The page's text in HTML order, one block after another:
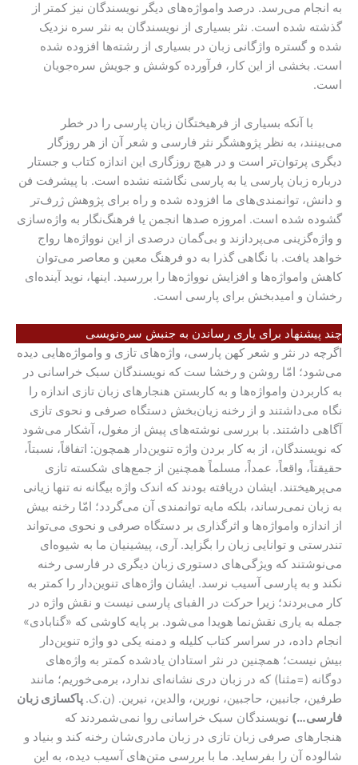
به انجام می‌رسد. درصد وامواژه‌های دیگر نویسندگان نیز کمتر از
گذشته شده است. نثر بسیاری از نویسندگان به نثر سره نزدیک
شده و گستره واژگانی زبان در بسیاری از رشته‌ها افزوده شده
است. بخشی از این کار، فرآورده کوشش و جویش سره‌جویان
است.
با آنکه بسیاری از فرهیختگان زبان پارسی را در خطر
می‌بینند، به نظر پژوهشگر نثر فارسی و شعر آن از هر روزگار
دیگری پرتوان‌تر است و در هیچ روزگاری این اندازه کتاب و جستار
درباره زبان پارسی یا به پارسی نگاشته نشده است. با پیشرفت فن
و دانش، توانمندی‌های ما افزوده شده و راه برای پژوهش ژرف‌تر
گشوده شده است. امروزه صدها انجمن یا فرهنگ‌نگار به واژه‌سازی
و واژه‌گزینی می‌پردازند و بی‌گمان درصدی از این نوواژه‌ها رواج
خواهد یافت. با نگاهی گذرا به دو فرهنگ معین و معاصر می‌توان
کاهش وامواژه‌ها و افزایش نوواژه‌ها را بررسید. اینها، نوید آینده‌ای
رخشان و امیدبخش برای پارسی است.
چند پیشنهاد برای یاری رساندن به جنبش سره‌نویسی
اگرچه در نثر و شعر کهن پارسی، واژه‌های تازی و وامواژه‌هایی دیده
می‌شود؛ امّا روشن و رخشا ست که نویسندگان سبک خراسانی در
به کاربردن وامواژه‌ها و به کاربستن هنجارهای زبان تازی اندازه را
نگاه می‌داشتند و از رخنه زیان‌بخش دستگاه صرفی و نحوی تازی
آگاهی داشتند. با بررسی نوشته‌های پیش از مغول، آشکار می‌شود
که نویسندگان، از به کار بردن واژه تنوین‌دار همچون: اتفاقاً، نسبتاً،
حقیقتاً، واقعاً، عمداً، مسلماً همچنین از جمع‌های شکسته تازی
می‌پرهیختند. ایشان دریافته بودند که اندک واژه‌ بیگانه نه تنها زیانی
به زبان نمی‌رساند، بلکه مایه‌ توانمندی آن می‌گردد؛ امّا رخنه بیش
از اندازه وامواژه‌ها و اثرگذاری بر دستگاه صرفی و نحوی می‌تواند
تندرستی و توانایی زبان را بگزاید. آری، پیشینیان ما به شیوه‌ای
می‌نوشتند که ویژگی‌های دستوری زبان دیگری در فارسی رخنه
نکند و به پارسی آسیب نرسد. ایشان واژه‌های تنوین‌دار را کمتر به
کار می‌بردند؛ زیرا حرکت در الفبای پارسی نیست و نقش واژه در
جمله به یاری نقش‌نما هویدا می‌شود. بر پایه کاوشی که «گنابادی»
انجام داده، در سراسر کتاب کلیله و دمنه یکی دو واژه تنوین‌دار
بیش نیست؛ همچنین در نثر استادان یادشده کمتر به واژه‌های
دوگانه (=مثنا) که در زبان دری نشانه‌ای ندارد، برمی‌خوریم؛ مانند
طرفین، جانبین، حاجبین، نورین، والدین، نیرین. (ن.ک. پاکسازی زبان
فارسی…) نویسندگان سبک خراسانی روا نمی‌شمردند که
هنجار‌های صرفی زبان تازی در زبان مادری‌شان رخنه کند و بنیاد و
شالوده آن را بفرساید. ما با بررسی متن‌های آسیب دیده، به این